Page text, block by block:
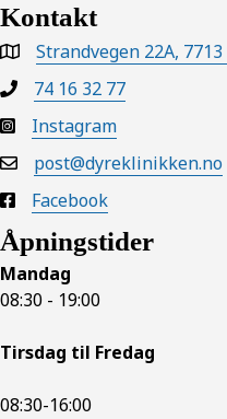
Kontakt
Strandvegen 22A,
74 16 32 77
Instagram
post@dyreklinikken.no
Facebook
Åpningstider
Mandag
08:30 - 19:00
Tirsdag til Fredag
08:30-16:00